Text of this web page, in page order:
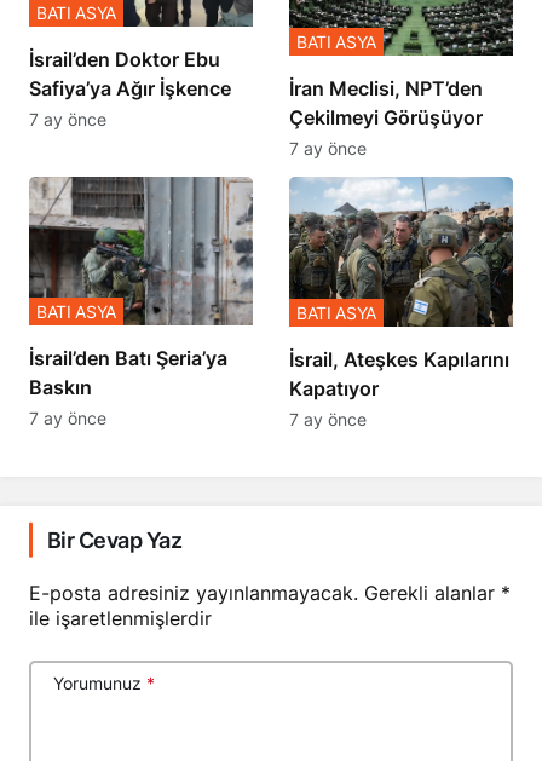
İsrail’den Doktor Ebu
Safiya’ya Ağır İşkence
BATI ASYA
7 ay önce
İran Meclisi, NPT’den
Çekilmeyi Görüşüyor
BATI ASYA
7 ay önce
​​​​​​​İsrail’den Batı Şeria’ya
Baskın
BATI ASYA
7 ay önce
İsrail, Ateşkes Kapılarını
Kapatıyor
BATI ASYA
7 ay önce
Bir Cevap Yaz
E-posta adresiniz yayınlanmayacak. Gerekli alanlar *
ile işaretlenmişlerdir
Yorumunuz *